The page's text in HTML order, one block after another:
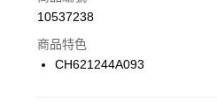
合作金庫商業銀行
華南商業銀行
上海商業儲蓄銀行
國泰世華商業銀行
LINE Pay
Apple Pay
10537238
商品特色
CH621244A093